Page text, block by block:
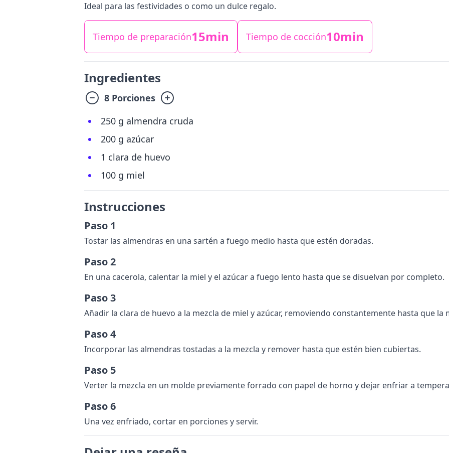
Ideal para las festividades o como un dulce regalo.
Tiempo de preparación15min Tiempo de cocción10min
Ingredientes
8 Porciones
250 g almendra cruda
200 g azúcar
1 clara de huevo
100 g miel
Instrucciones
Paso 1
Tostar las almendras en una sartén a fuego medio hasta que estén doradas.
Paso 2
En una cacerola, calentar la miel y el azúcar a fuego lento hasta que se disuelvan por completo.
Paso 3
Añadir la clara de huevo a la mezcla de miel y azúcar, removiendo constantemente hasta que la
Paso 4
Incorporar las almendras tostadas a la mezcla y remover hasta que estén bien cubiertas.
Paso 5
Verter la mezcla en un molde previamente forrado con papel de horno y dejar enfriar a
Paso 6
Una vez enfriado, cortar en porciones y servir.